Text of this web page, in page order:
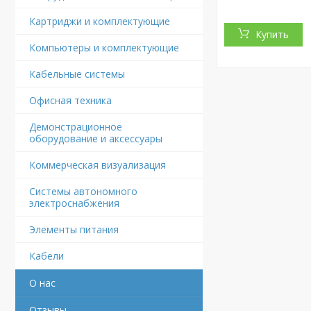
Картриджи и комплектующие
Компьютеры и комплектующие
Кабельные системы
Офисная техника
Демонстрационное
оборудование и аксессуары
Коммерческая визуализация
Системы автономного
электроснабжения
Элементы питания
Кабели
О нас
Купить